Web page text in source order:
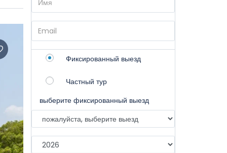
Фиксированный выезд
Частный тур
выберите фиксированный выезд